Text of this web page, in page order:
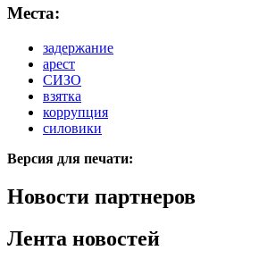
Места:
задержание
арест
СИЗО
взятка
коррупция
силовики
Версия для печати:
Новости партнеров
Лента новостей